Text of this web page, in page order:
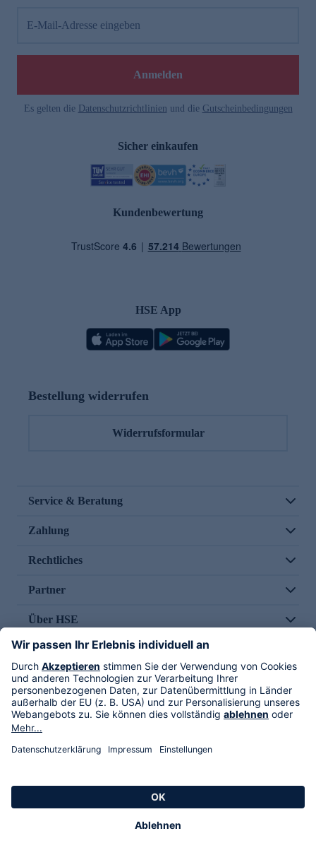
E-Mail-Adresse eingeben
Anmelden
Es gelten die Datenschutzrichtlinien und die Gutscheinbedingungen
Sicher einkaufen
Kundenbewertung
HSE App
Bestellung widerrufen
Widerrufsformular
Service & Beratung
Zahlung
Rechtliches
Partner
Über HSE
Im TV
HSE International